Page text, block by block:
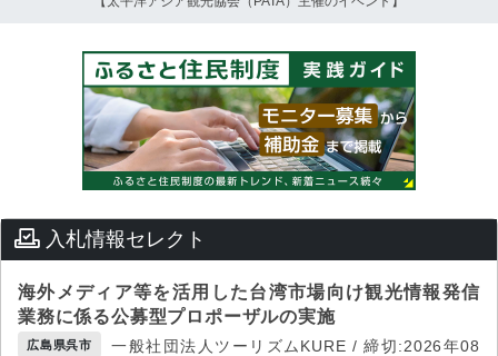
入札情報セレクト
海外メディア等を活用した台湾市場向け観光情報発信
業務に係る公募型プロポーザルの実施
広島県呉市
一般社団法人ツーリズムKURE / 締切:2026年08